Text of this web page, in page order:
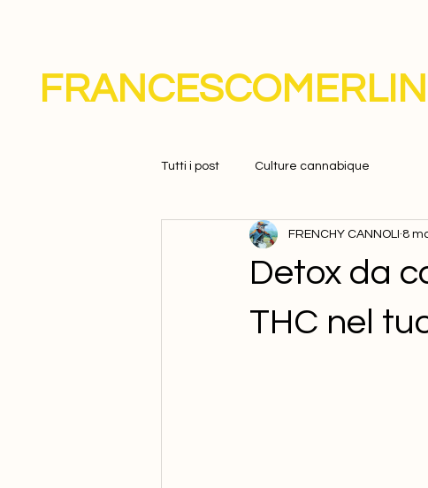
FRANCESCOMERLIN
Tutti i post Culture cannabique
Detox da
THC nel
FRENCHY CANNOLI 8